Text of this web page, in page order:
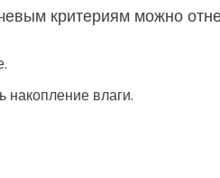
критериям можно
накопление влаги.